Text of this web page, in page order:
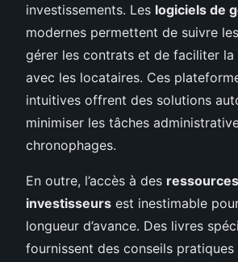
investissements. Les logiciels de
modernes permettent de suivre
gérer les contrats et de faciliter la
avec les locataires. Ces
intuitives offrent des solutions
minimiser les tâches
chronophages.
En outre, l’accès à des
investisseurs est inestimable
longueur d’avance. Des livres
fournissent des conseils